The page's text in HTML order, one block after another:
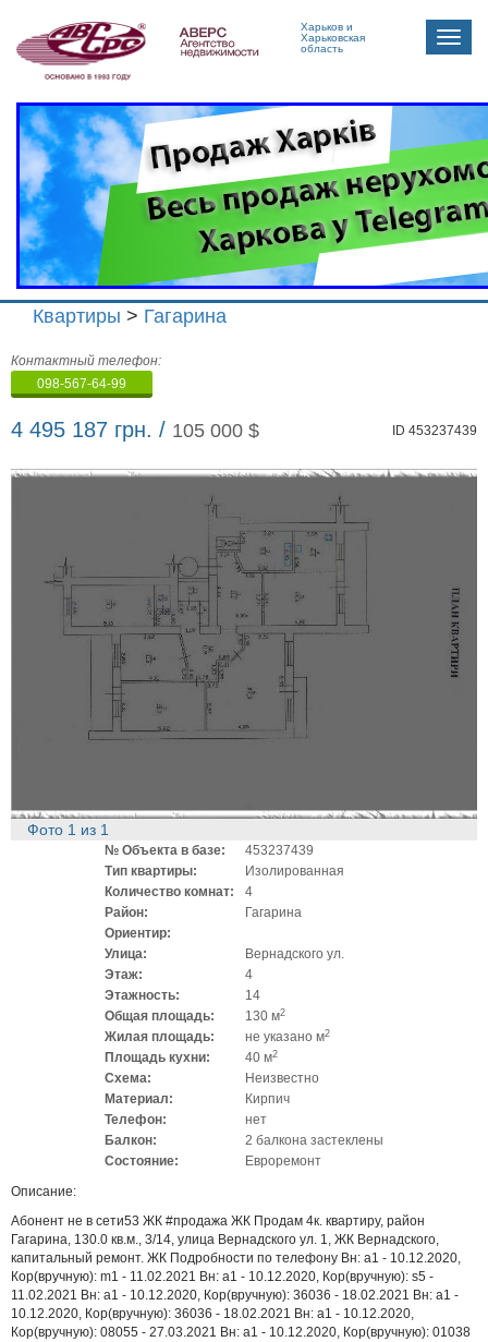
Харьков и
Харьковская
область
Toggle
Квартиры > Гагарина
Агенство
недвижимости
"Аверс"
Контактный телефон:
098-567-64-99
4 495 187 грн. / 105 000 $ ID 453237439
Фото 1 из 1
№ Объекта в базе:
453237439
Тип квартиры:
Изолированная
Количество комнат:
4
Район:
Гагарина
Ориентир:
Улица:
Вернадского ул.
Этаж:
4
Этажность:
14
Общая площадь:
130 м2
Жилая площадь: не указано м2
Площадь кухни: 40 м2
Схема:
Неизвестно
Материал:
Кирпич
Телефон:
нет
Балкон:
2 балкона застеклены
Состояние:
Евроремонт
Описание:
Абонент не в сети53 ЖК #продажа ЖК Продам 4к. квартиру, район
Гагарина, 130.0 кв.м., 3/14, улица Вернадского ул. 1, ЖК Вернадского,
капитальный ремонт. ЖК Подробности по телефону Вн: a1 - 10.12.2020,
Кор(вручную): m1 - 11.02.2021 Вн: a1 - 10.12.2020, Кор(вручную): s5 -
11.02.2021 Вн: a1 - 10.12.2020, Кор(вручную): 36036 - 18.02.2021 Вн: a1 -
10.12.2020, Кор(вручную): 36036 - 18.02.2021 Вн: a1 - 10.12.2020,
Кор(вручную): 08055 - 27.03.2021 Вн: a1 - 10.12.2020, Кор(вручную): 01038